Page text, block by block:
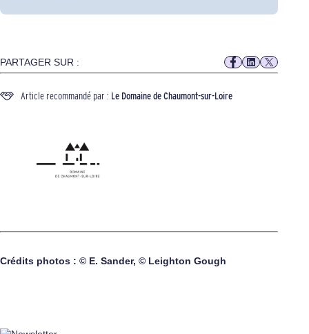
PARTAGER SUR :
Article recommandé par : Le Domaine de Chaumont-sur-Loire
Crédits photos : © E. Sander, © Leighton Gough